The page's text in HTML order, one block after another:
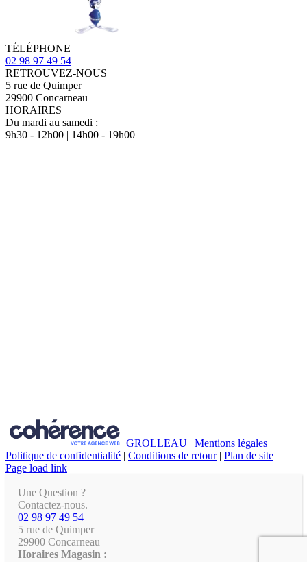
TÉLÉPHONE
02 98 97 49 54
RETROUVEZ-NOUS
5 rue de Quimper
29900 Concarneau
HORAIRES
Du mardi au samedi :
9h30 - 12h00 | 14h00 - 19h00
GROLLEAU | Mentions légales |
Politique de confidentialité | Conditions de retour | Plan de site
Page load link
Une Question ?
Contactez-nous.
02 98 97 49 54
5 rue de Quimper
29900 Concarneau
Horaires Magasin :